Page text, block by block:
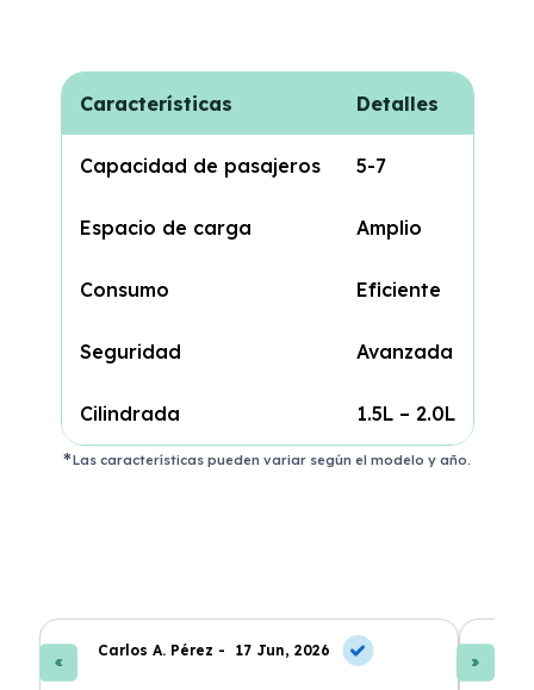
Características Detalles
Capacidad de pasajeros 5-7
Espacio de carga Amplio
Consumo Eficiente
Seguridad Avanzada
Cilindrada 1.5L – 2.0L
Las características pueden variar según el modelo y año.
Carlos A. Pérez - 17 Jun, 2026